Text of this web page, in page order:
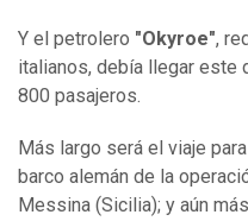
Y el petrolero "Okyroe",
italianos, debía llegar este
800 pasajeros.
Más largo será el viaje
barco alemán de la
Messina (Sicilia); y aún